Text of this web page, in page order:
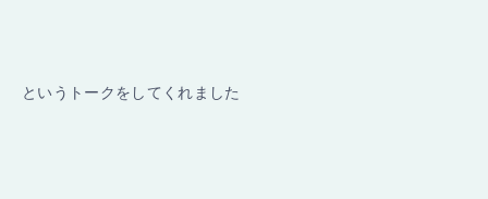
というトークをしてくれました